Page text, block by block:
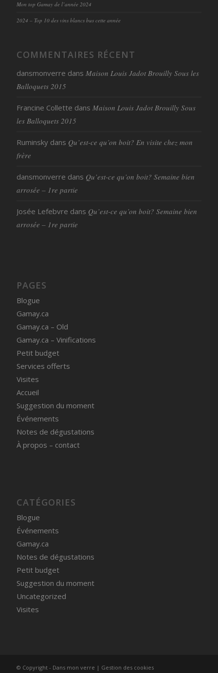
Mon top Gamay de l’année 2024
2024 – Top 10 des vins blancs bus cette année
COMMENTAIRES RÉCENT
dansmonverre dans Maison Louis Jadot Brouilly Sous les
Balloquets 2015
Francine Collette dans Maison Louis Jadot Brouilly Sous
les Balloquets 2015
Ruminskydans Qu’est-ce qu’on boit? En visite chez mon
frère
dansmonverre dans Qu’est-ce qu’on boit? Semaine bien
arrosée – 1re partie
Josée Lefebvre dans Qu’est-ce qu’on boit? Semaine bien
arrosée – 1re partie
PAGES
Blogue
Gamay.ca
Gamay.ca – Old
Gamay.ca – Vinifications
Petit budget
Services offerts
Visites
Accueil
Suggestion du moment
Événements
Notes de dégustations
À propos – contact
CATÉGORIES
Blogue
Événements
Gamay.ca
Notes de dégustations
Petit budget
Suggestion du moment
Uncategorized
Visites
© Copyright - Dans mon verre | Gestion des cookies